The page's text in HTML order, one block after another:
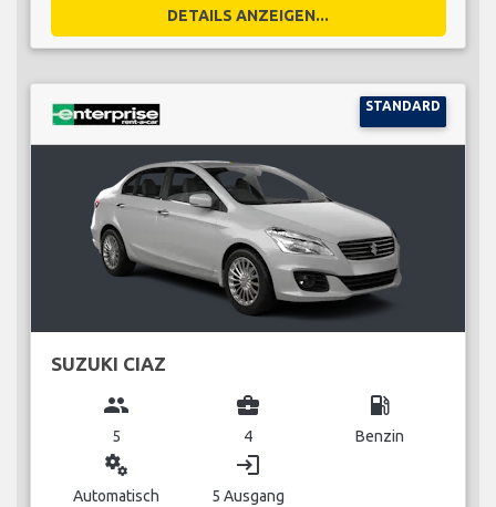
DETAILS ANZEIGEN...
STANDARD
SUZUKI CIAZ
group
5
business_center
4
local_gas_station
Benzin
miscellaneous_services
Automatisch
login
5 Ausgang